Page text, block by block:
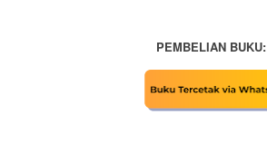
PEMBELIAN BUKU: